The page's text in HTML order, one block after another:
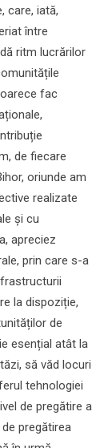
care, iată,
între
ritm lucrărilor
fac
de fiecare
oriunde am
realizate
și cu
apreciez
prin care s-a
la dispoziție,
de
esențial atât la
să văd locuri
tehnologiei
de pregătire a
pregătirea